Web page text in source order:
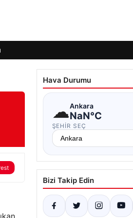
Hava Durumu
☁Ankara
NaN°C
ŞEHIR SEÇ
Bizi Takip Edin